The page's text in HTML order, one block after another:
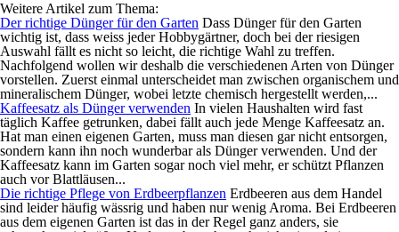
Weitere Artikel zum Thema:
Der richtige Dünger für den Garten Dass Dünger für den Garten
wichtig ist, dass weiss jeder Hobbygärtner, doch bei der riesigen
Auswahl fällt es nicht so leicht, die richtige Wahl zu treffen.
Nachfolgend wollen wir deshalb die verschiedenen Arten von Dünger
vorstellen. Zuerst einmal unterscheidet man zwischen organischem und
mineralischem Dünger, wobei letzte chemisch hergestellt werden,...
Kaffeesatz als Dünger verwenden In vielen Haushalten wird fast
täglich Kaffee getrunken, dabei fällt auch jede Menge Kaffeesatz an.
Hat man einen eigenen Garten, muss man diesen gar nicht entsorgen,
sondern kann ihn noch wunderbar als Dünger verwenden. Und der
Kaffeesatz kann im Garten sogar noch viel mehr, er schützt Pflanzen
auch vor Blattläusen...
Die richtige Pflege von Erdbeerpflanzen Erdbeeren aus dem Handel
sind leider häufig wässrig und haben nur wenig Aroma. Bei Erdbeeren
aus dem eigenen Garten ist das in der Regel ganz anders, sie